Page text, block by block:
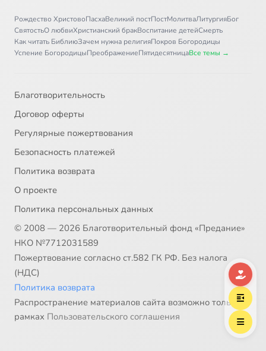
Рождество ХристовоПасхаВеликий постПостМолитваЛитургияБог
СвятостьО любвиХристианский бракВоспитание детейСмерть
Как читать БиблиюЗачем нужна религияПокров Богородицы
Успение БогородицыПреображениеПятидесятницаВсе темы →
Благотворительность
Договор оферты
Регулярные пожертвования
Безопасность платежей
Политика возврата
О проекте
Политика персональных данных
© 2008 — 2026 Благотворительный фонд «Предание»
НКО №7712031589
Пожертвование согласно ст.582 ГК РФ. Без налога
(НДС)
Политика возврата
Распространение материалов сайта возможно только в
рамках Пользовательского соглашения